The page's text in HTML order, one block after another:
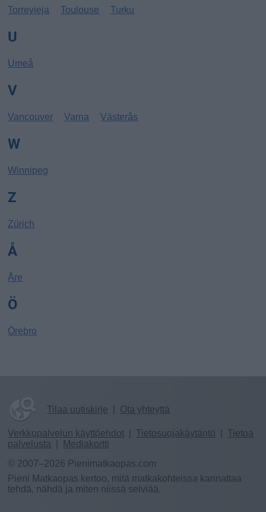
Torrevieja
Toulouse Turku
U
Umeå
V
Vancouver Varna Västerås
W
Winnipeg
Z
Zürich
Å
Åre
Ö
Örebro
Tilaa uutiskirje Ota yhteyttä
Verkkopalvelun käyttöehdot Tietosuojakäytäntö
Tietoa
palvelusta
Mediakortti
© 2007–2026 Pienimatkaopas.com
Pieni Matkaopas kertoo, mitä matkakohteissa kannattaa
tehdä, nähdä ja miten niissä selviää.